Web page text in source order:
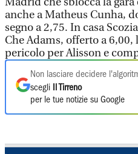
anche a Matheus Cunha,
segno a 2,75. In casa
Che Adams, offerto a
pericolo per Alisson e
Non lasciare decidere
scegli
Il Tirreno
per le tue notizie su Google